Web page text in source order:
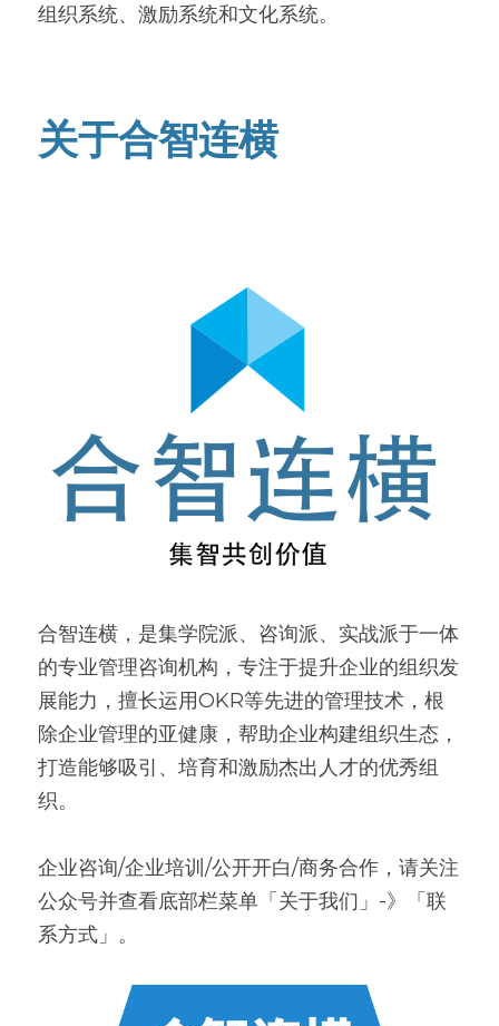
组织系统、激励系统和文化系统。
关于合智连横
合智连横，是集学院派、咨询派、实战派于一体
的专业管理咨询机构，专注于提升企业的组织发
展能力，擅长运用OKR等先进的管理技术，根
除企业管理的亚健康，帮助企业构建组织生态，
打造能够吸引、培育和激励杰出人才的优秀组
织。
企业咨询/企业培训/公开开白/商务合作，请关注
公众号并查看底部栏菜单「关于我们」-》「联
系方式」。